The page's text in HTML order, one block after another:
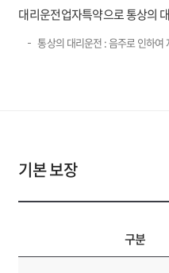
대리운전업자특약으로 통상의
통상의 대리운전 : 음주로 인하여
기본 보장
구분